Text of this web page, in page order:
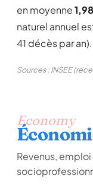
en moyenne
naturel annuel
41 décès par an).
Sources : INSEE
Economy
Revenus,